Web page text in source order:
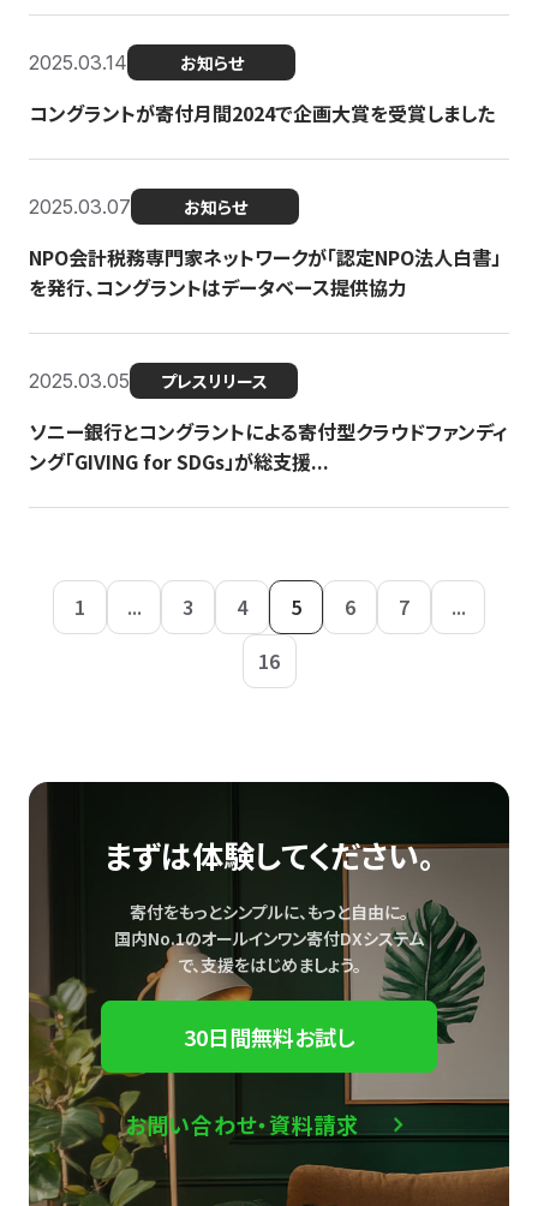
2025.03.14 お知らせ
コングラントが寄付月間2024で企画大賞を受賞しました
2025.03.07 お知らせ
NPO会計税務専門家ネットワークが「認定NPO法人白書」
を発行、コングラントはデータベース提供協力
2025.03.05 プレスリリース
ソニー銀行とコングラントによる寄付型クラウドファンディ
ング「GIVING for SDGs」が総支援...
1 ... 3 4 5 6 7
...
16
まずは体験してください。
寄付をもっとシンプルに、もっと自由に。
国内No.1のオールインワン寄付DXシステム
で、支援をはじめましょう。
30日間無料お試し
お問い合わせ・資料請求